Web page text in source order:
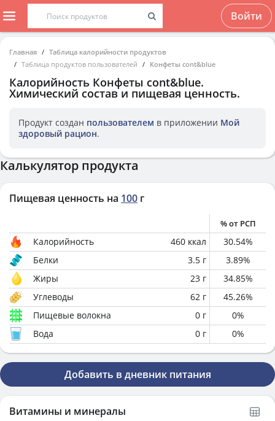
Войти
Главная
Таблица калорийности продуктов
Таблица продуктов пользователей
Конфеты cont&blue
Калорийность Конфеты cont&blue.
Химический состав и пищевая ценность.
Продукт создан пользователем в приложении Мой
здоровый рацион.
Калькулятор продукта
Пищевая ценность на 100 г
% от РСП
Калорийность 460 ккал 30.54%
Белки
3.5 г 3.89%
Жиры
23 г 34.85%
Углеводы
62 г 45.26%
Пищевые волокна
0 г 0%
Вода
0 г 0%
Добавить в дневник питания
Витамины и минералы